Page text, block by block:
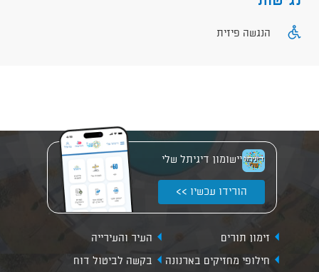
הנגשה פיזית
יישומון דיגיתל שלי
הורידו עכשיו >>
זימון תורים
העיר והעירייה
חילופי מחזיקים בארנונה
בקשה לביטול דוח